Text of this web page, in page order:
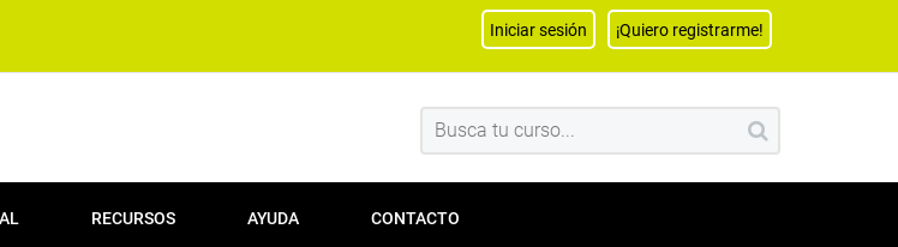
Iniciar sesión ¡Quiero registrarme!
RECURSOS AYUDA CONTACTO